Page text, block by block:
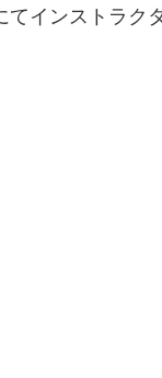
インストラク